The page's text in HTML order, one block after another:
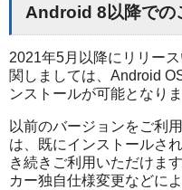
Android 8以降での
2021年5月以降にリリー
関しましては、Android
ンストールが可能となりま
以前のバージョンをご利
は、既にインストールさ
き続きご利用いただけま
カー独自仕様変更などに